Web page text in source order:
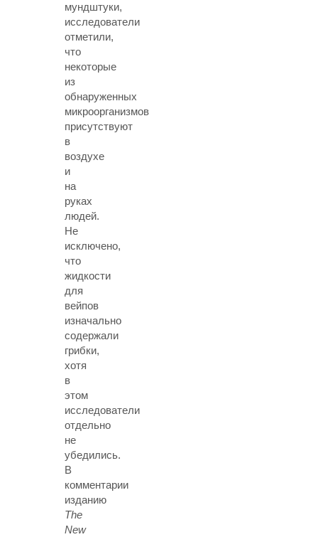
мундштуки,
исследователи
отметили,
что
некоторые
из
обнаруженных
микроорганизмов
присутствуют
в
воздухе
и
на
руках
людей.
Не
исключено,
что
жидкости
для
вейпов
изначально
содержали
грибки,
хотя
в
этом
исследователи
отдельно
не
убедились.
В
комментарии
изданию
The
New